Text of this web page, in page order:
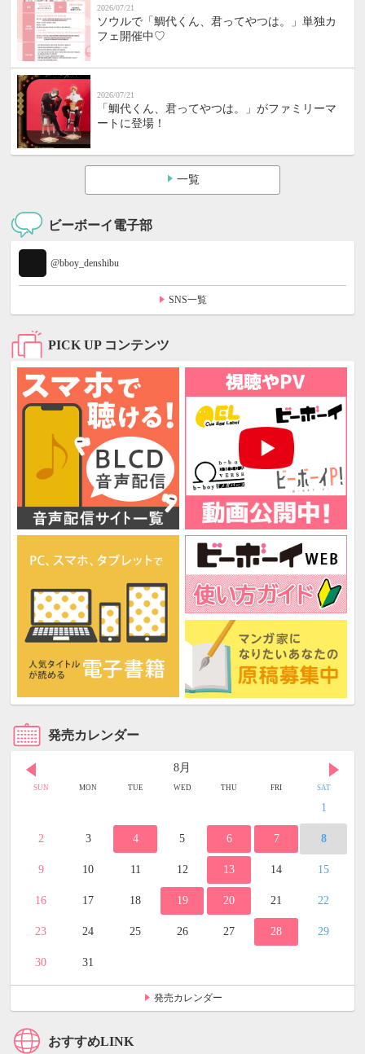
2026/07/21
ソウルで「鯛代くん、君ってやつは。」単独カ
フェ開催中♡
2026/07/21
「鯛代くん、君ってやつは。」がファミリーマ
ートに登場！
一覧
ビーボーイ電子部
@bboy_denshibu
SNS一覧
PICK UP コンテンツ
発売カレンダー
8月
SUN MON TUE WED THU FRI SAT
1
2 3 4 5 6 7 8
9 10 11 12 13 14 15
16 17 18 19 20 21 22
23 24 25 26 27 28 29
30 31
発売カレンダー
おすすめLINK